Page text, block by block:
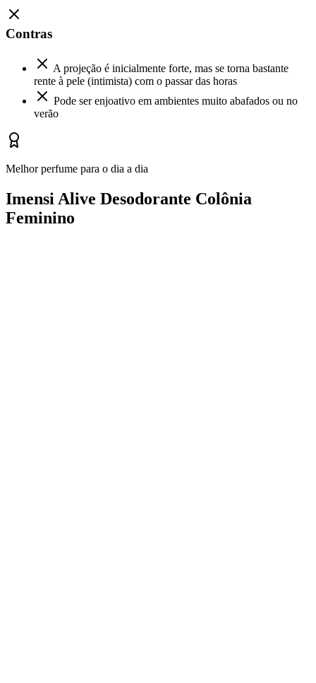
Contras
A projeção é inicialmente forte, mas se torna bastante
rente à pele (intimista) com o passar das horas
Pode ser enjoativo em ambientes muito abafados ou no
verão
Melhor perfume para o dia a dia
Imensi Alive Desodorante Colônia
Feminino